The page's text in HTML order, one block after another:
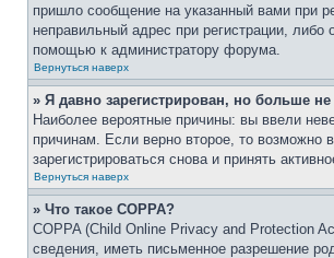
пришло сообщение на указанный вами при
неправильный адрес при регистрации,
помощью к администратору форума.
Вернуться наверх
» Я давно зарегистрирован, но больше не
Наиболее вероятные причины: вы ввели
причинам. Если верно второе, то возможно
зарегистрироваться снова и принять
Вернуться наверх
» Что такое COPPA?
COPPA (Child Online Privacy and Protection
сведения, иметь письменное разрешение